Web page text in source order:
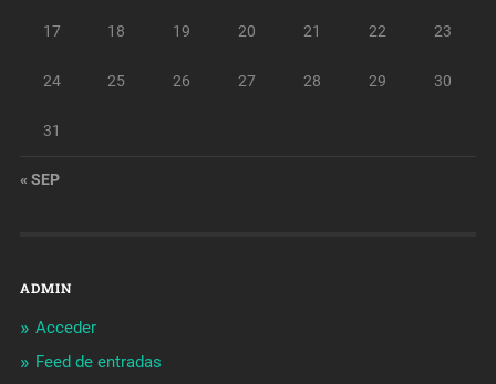
17 18 19 20 21 22 23
24 25 26 27 28 29 30
31
« SEP
ADMIN
Acceder
Feed de entradas